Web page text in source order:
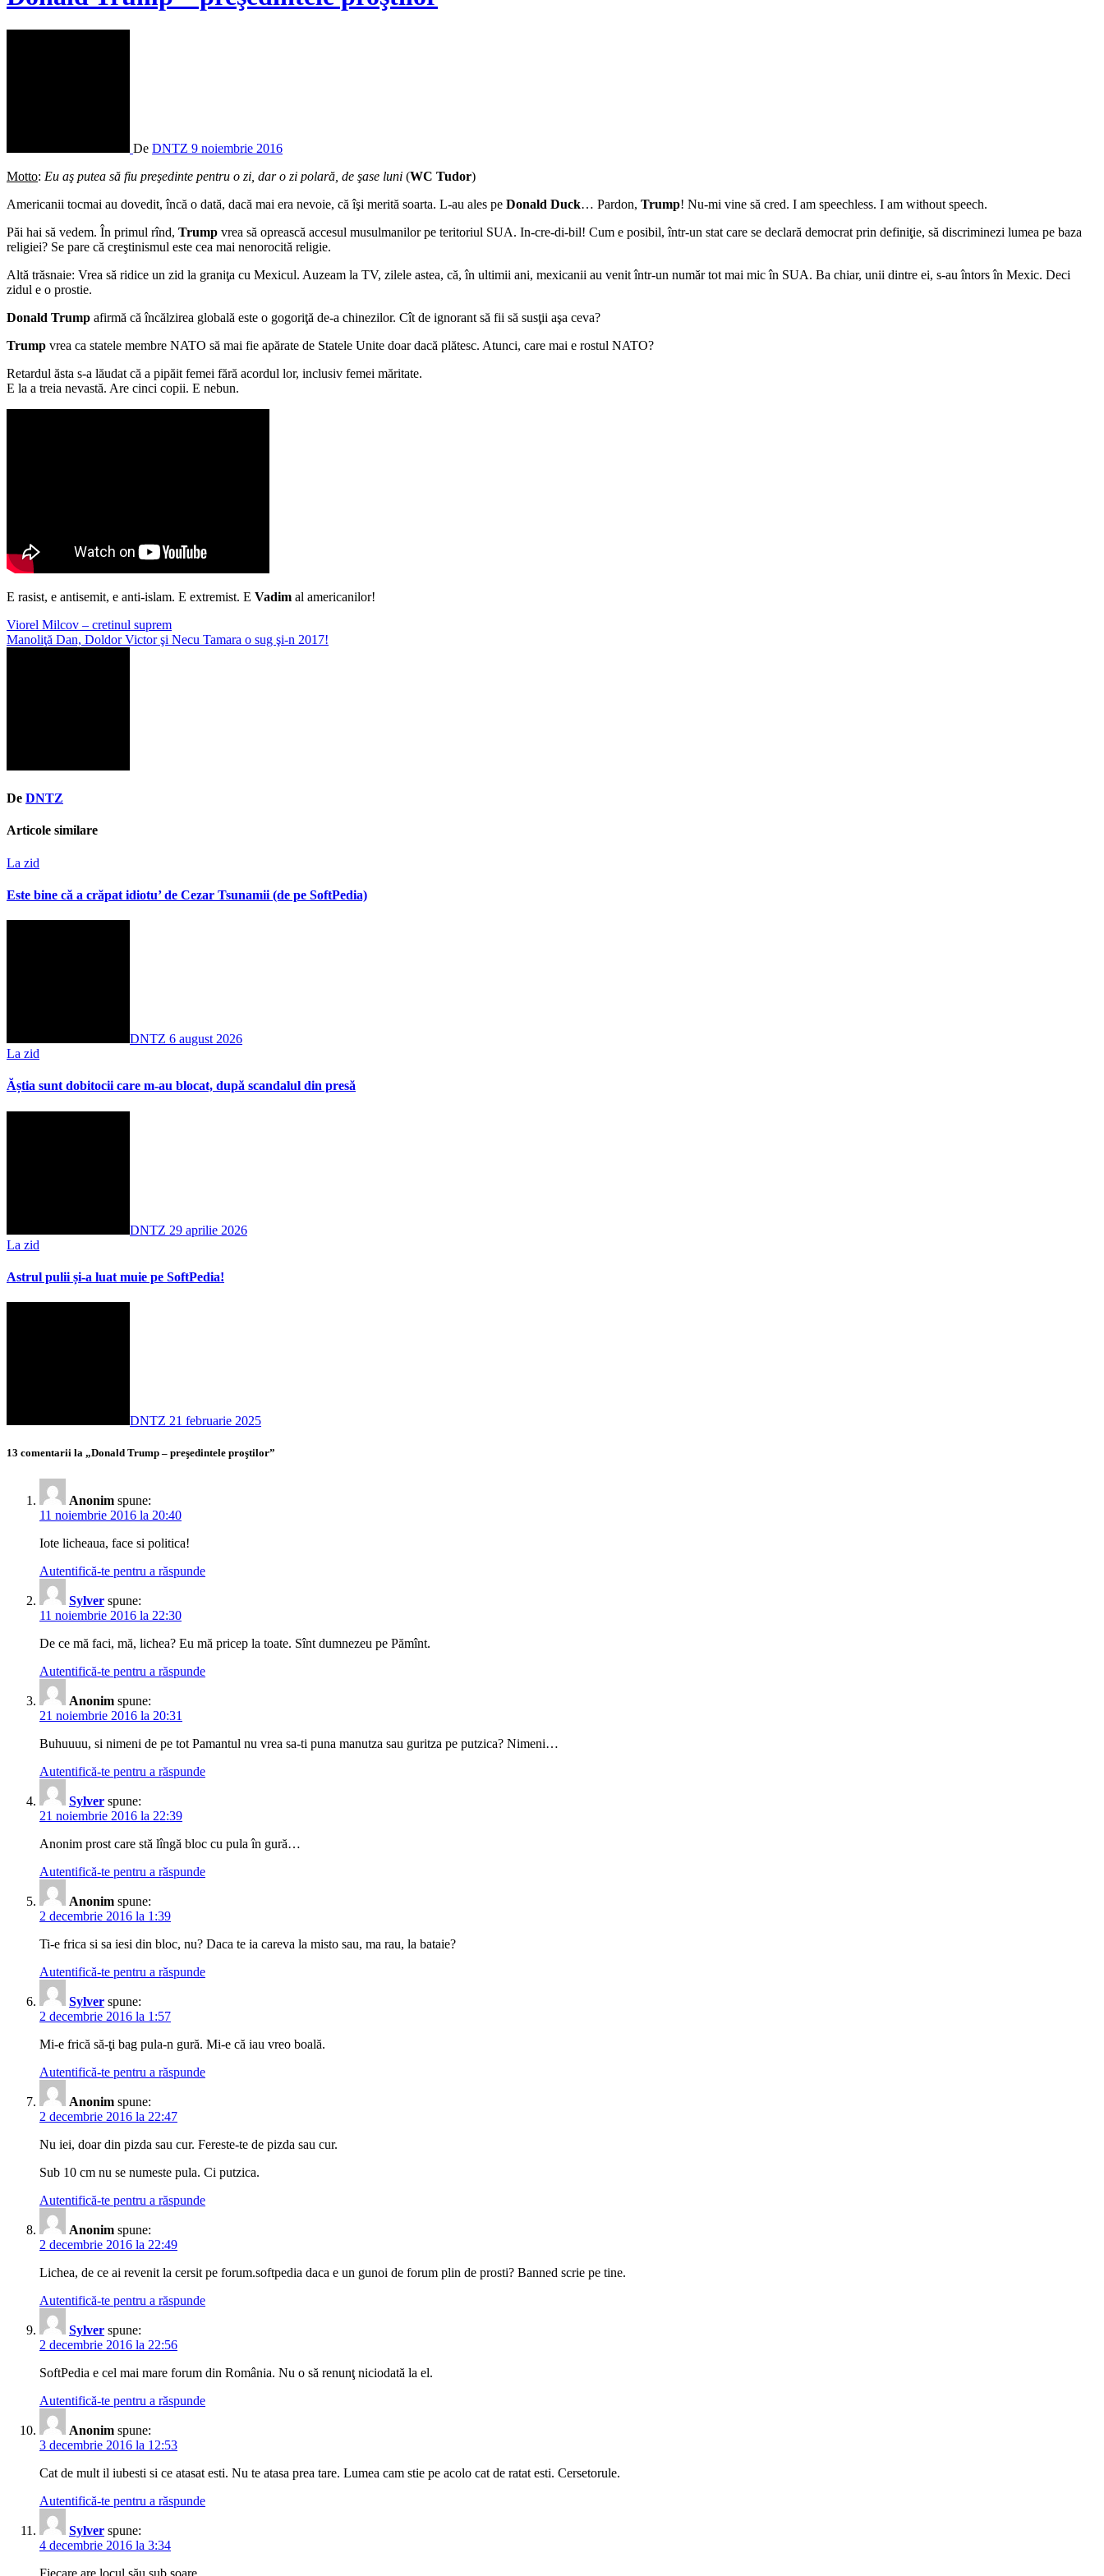
De DNTZ 9 noiembrie 2016
Motto: Eu aş putea să fiu preşedinte pentru o zi, dar o zi polară, de şase luni (WC Tudor)
Americanii tocmai au dovedit, încă o dată, dacă mai era nevoie, că îşi merită soarta. L-au ales pe Donald Duck… Pardon, Trump! Nu-mi vine să cred. I am speechless. I am without speech.
Păi hai să vedem. În primul rînd, Trump vrea să oprească accesul musulmanilor pe teritoriul SUA. In-cre-di-bil! Cum e posibil, într-un stat care se declară democrat prin definiţie, să discriminezi lumea pe baza
religiei? Se pare că creştinismul este cea mai nenorocită religie.
Altă trăsnaie: Vrea să ridice un zid la graniţa cu Mexicul. Auzeam la TV, zilele astea, că, în ultimii ani, mexicanii au venit într-un număr tot mai mic în SUA. Ba chiar, unii dintre ei, s-au întors în Mexic. Deci
zidul e o prostie.
Donald Trump afirmă că încălzirea globală este o gogoriţă de-a chinezilor. Cît de ignorant să fii să susţii aşa ceva?
Trump vrea ca statele membre NATO să mai fie apărate de Statele Unite doar dacă plătesc. Atunci, care mai e rostul NATO?
Retardul ăsta s-a lăudat că a pipăit femei fără acordul lor, inclusiv femei măritate.
E la a treia nevastă. Are cinci copii. E nebun.
E rasist, e antisemit, e anti-islam. E extremist. E Vadim al americanilor!
Navigare
în
Viorel Milcov – cretinul suprem
Manoliţă Dan, Doldor Victor şi Necu Tamara o sug şi-n 2017!
De DNTZ
Articole similare
La zid
Este bine că a crăpat idiotu’ de Cezar Tsunamii (de pe SoftPedia)
DNTZ 6 august 2026
La zid
Ăștia sunt dobitocii care m-au blocat, după scandalul din presă
DNTZ 29 aprilie 2026
La zid
Astrul pulii și-a luat muie pe SoftPedia!
DNTZ 21 februarie 2025
13 comentarii la „Donald Trump – preşedintele proştilor”
Anonim spune:
11 noiembrie 2016 la 20:40
Iote licheaua, face si politica!
Autentifică-te pentru a răspunde
Sylver spune:
11 noiembrie 2016 la 22:30
De ce mă faci, mă, lichea? Eu mă pricep la toate. Sînt dumnezeu pe Pămînt.
Autentifică-te pentru a răspunde
Anonim spune:
21 noiembrie 2016 la 20:31
Buhuuuu, si nimeni de pe tot Pamantul nu vrea sa-ti puna manutza sau guritza pe putzica? Nimeni…
Autentifică-te pentru a răspunde
Sylver spune:
21 noiembrie 2016 la 22:39
Anonim prost care stă lîngă bloc cu pula în gură…
Autentifică-te pentru a răspunde
Anonim spune:
2 decembrie 2016 la 1:39
Ti-e frica si sa iesi din bloc, nu? Daca te ia careva la misto sau, ma rau, la bataie?
Autentifică-te pentru a răspunde
Sylver spune:
2 decembrie 2016 la 1:57
Mi-e frică să-ţi bag pula-n gură. Mi-e că iau vreo boală.
Autentifică-te pentru a răspunde
Anonim spune:
2 decembrie 2016 la 22:47
Nu iei, doar din pizda sau cur. Fereste-te de pizda sau cur.
Sub 10 cm nu se numeste pula. Ci putzica.
Autentifică-te pentru a răspunde
Anonim spune:
2 decembrie 2016 la 22:49
Lichea, de ce ai revenit la cersit pe forum.softpedia daca e un gunoi de forum plin de prosti? Banned scrie pe tine.
Autentifică-te pentru a răspunde
Sylver spune:
2 decembrie 2016 la 22:56
SoftPedia e cel mai mare forum din România. Nu o să renunţ niciodată la el.
Autentifică-te pentru a răspunde
Anonim spune:
3 decembrie 2016 la 12:53
Cat de mult il iubesti si ce atasat esti. Nu te atasa prea tare. Lumea cam stie pe acolo cat de ratat esti. Cersetorule.
Autentifică-te pentru a răspunde
Sylver spune:
4 decembrie 2016 la 3:34
Fiecare are locul său sub soare.